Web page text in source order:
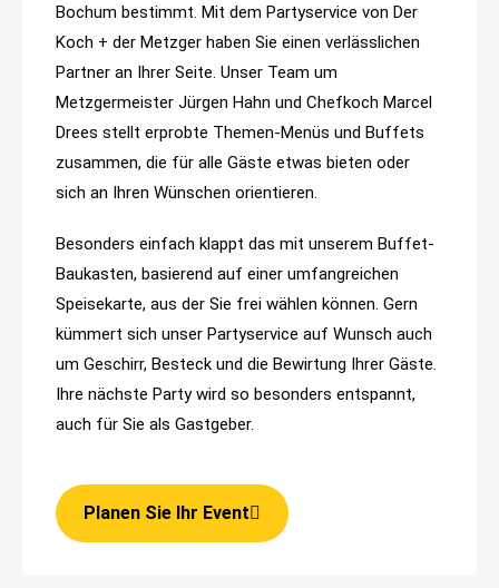
Bochum bestimmt. Mit dem Partyservice von Der
Koch + der Metzger haben Sie einen verlässlichen
Partner an Ihrer Seite. Unser Team um
Metzgermeister Jürgen Hahn und Chefkoch Marcel
Drees stellt erprobte Themen-Menüs und Buffets
zusammen, die für alle Gäste etwas bieten oder
sich an Ihren Wünschen orientieren.
Besonders einfach klappt das mit unserem Buffet-
Baukasten, basierend auf einer umfangreichen
Speisekarte, aus der Sie frei wählen können. Gern
kümmert sich unser Partyservice auf Wunsch auch
um Geschirr, Besteck und die Bewirtung Ihrer Gäste.
Ihre nächste Party wird so besonders entspannt,
auch für Sie als Gastgeber.
Planen Sie Ihr Event